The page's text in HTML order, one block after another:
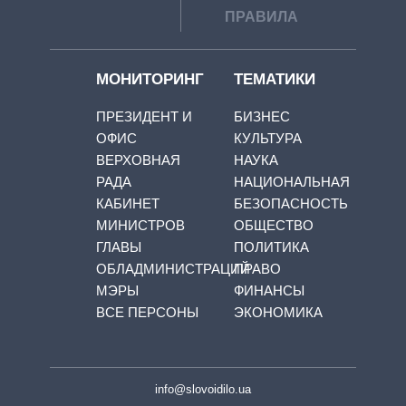
ПРАВИЛА
МОНИТОРИНГ
ПРЕЗИДЕНТ И
ОФИС
ВЕРХОВНАЯ
РАДА
КАБИНЕТ
МИНИСТРОВ
ГЛАВЫ
ОБЛАДМИНИСТРАЦИЙ
МЭРЫ
ВСЕ ПЕРСОНЫ
ТЕМАТИКИ
БИЗНЕС
КУЛЬТУРА
НАУКА
НАЦИОНАЛЬНАЯ
БЕЗОПАСНОСТЬ
ОБЩЕСТВО
ПОЛИТИКА
ПРАВО
ФИНАНСЫ
ЭКОНОМИКА
info@slovoidilo.ua